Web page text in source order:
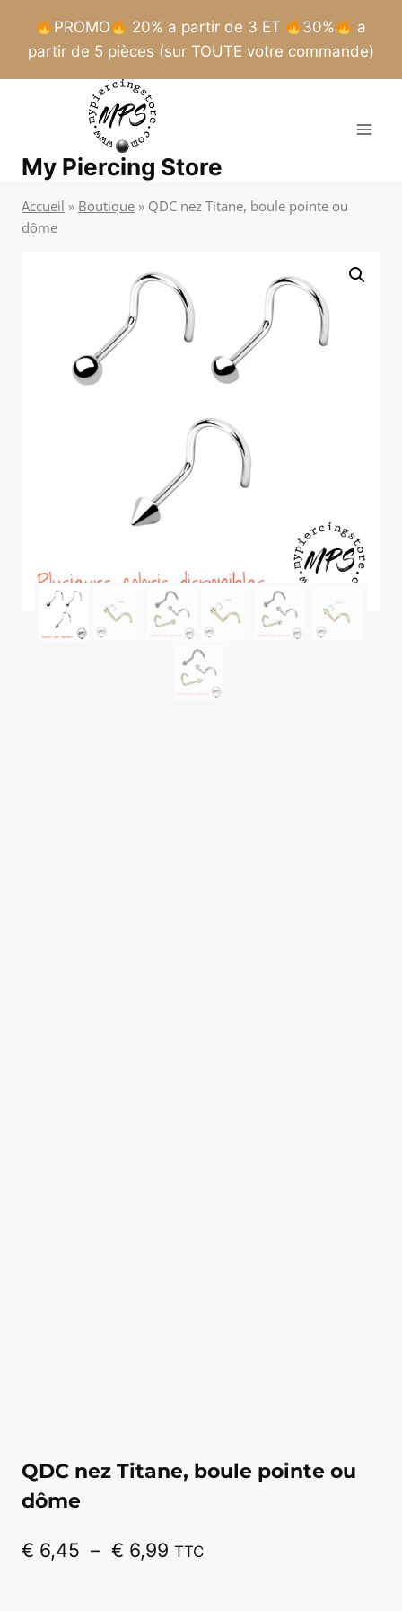
PROMO 20% a partir de 3 ET 30%
a
partir de 5 pièces (sur TOUTE votre commande)
My Piercing Store
Accueil » Boutique » QDC nez Titane, boule pointe ou
dôme
QDC nez Titane, boule pointe ou
dôme
€ 6,45 – € 6,99 Plage
TTC